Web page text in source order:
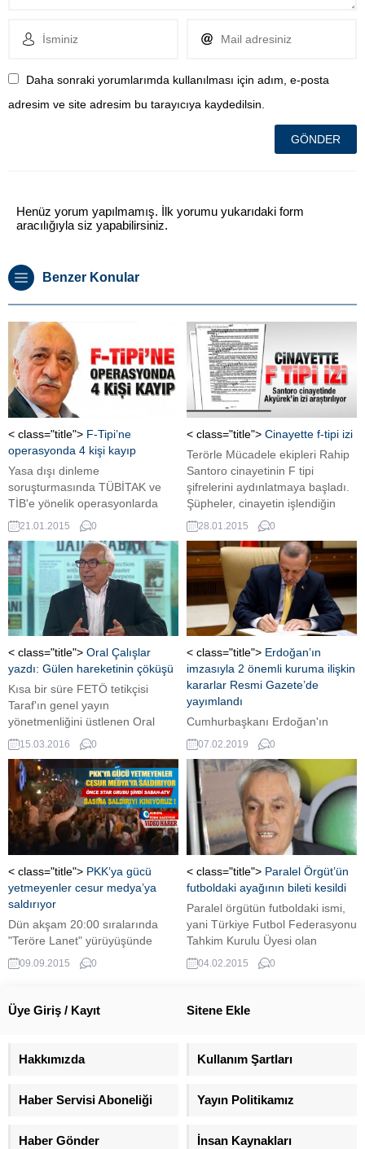
Daha sonraki yorumlarımda kullanılması için adım, e-posta
adresim ve site adresim bu tarayıcıya kaydedilsin.
Henüz yorum yapılmamış. İlk yorumu yukarıdaki form
aracılığıyla siz yapabilirsiniz.
Benzer Konular
< class="title"> F-Tipi’ne
operasyonda 4 kişi kayıp
Yasa dışı dinleme
soruşturmasında TÜBİTAK ve
TİB'e yönelik operasyonlarda
hakkında gözaltı kararı bulunan
4 kişi kayıplara karıştı.
Yakalanamayan isimler eski
TÜBİTAK Başkan Yardımcısı
Hasan Palaz, TİB Başkanvekili
Osman Nihat Şen, dönemin TİB
Bilgi Sistemleri Daire Başkanı
İlhan Elieyioğlu ve TİB Veri
İşlemleri Koordinatörü İsmail
Bakar. Öte yandan adliyeye sevk
edilen...
21.01.2015 0
< class="title"> Cinayette f-tipi izi
Terörle Mücadele ekipleri Rahip
Santoro cinayetinin F tipi
şifrelerini aydınlatmaya başladı.
Şüpheler, cinayetin işlendiğin
dönemde Trabzon Emniyet
Müdürü olan Ramazan
Akyürek'in üzerinde yoğunlaştı.
Akyürek'in, Hrant Dink'in
öldürülmesindeki rolü de
araştırılıyor.
28.01.2015 0
< class="title"> Oral Çalışlar
yazdı: Gülen hareketinin çöküşü
Kısa bir süre FETÖ tetikçisi
Taraf'ın genel yayın
yönetmenliğini üstlenen Oral
Çalışlar, FETÖ'yü değerlendirdiği
yazısında, 2012-2016 aralığında
yaşananların ileride, hem siyasi
hem sosyolojik açıdan, birçok
teze konu olacağını yazdığı işte
8 Mart 2016 tarihli o yazısı.
15.03.2016 0
< class="title"> Erdoğan’ın
imzasıyla 2 önemli kuruma ilişkin
kararlar Resmi Gazete’de
yayımlandı
Cumhurbaşkanı Erdoğan'ın
imzasıyla Nükleer Düzenleme
Kurulu ile Kırgızistan - Türkiye
Manas Üniversitesi'ne ilişkin
atama kararları Resmi
Gazete'de yayımlandı.
07.02.2019 0
< class="title"> PKK’ya gücü
yetmeyenler cesur medya’ya
saldırıyor
Dün akşam 20:00 sıralarında
"Teröre Lanet" yürüyüşünde
grubun içindeki provokatörler
Balmumcu'daki Sabah Gazetesi
gerçekleştirdi.
09.09.2015 0
< class="title"> Paralel Örgüt’ün
futboldaki ayağının bileti kesildi
Paralel örgütün futboldaki ismi,
yani Türkiye Futbol Federasyonu
Tahkim Kurulu Üyesi olan
Osman Karakuş'un TFF ile
ilişkisi kesildi.
04.02.2015 0
Üye Giriş / Kayıt Sitene Ekle
Hakkımızda Kullanım Şartları
Haber Servisi Aboneliği Yayın Politikamız
Haber Gönder İnsan Kaynakları